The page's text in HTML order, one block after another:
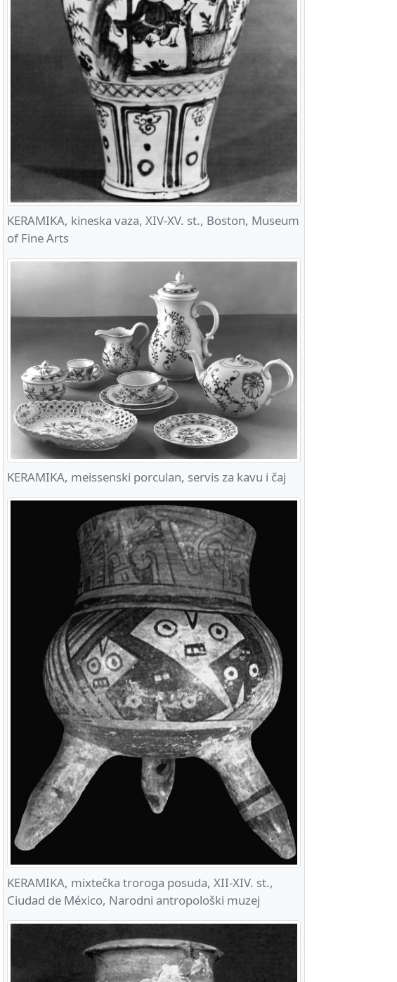
KERAMIKA, kineska vaza, XIV-XV. st., Boston, Museum
of Fine Arts
KERAMIKA, meissenski porculan, servis za kavu i čaj
KERAMIKA, mixtečka troroga posuda, XII-XIV. st.,
Ciudad de México, Narodni antropološki muzej